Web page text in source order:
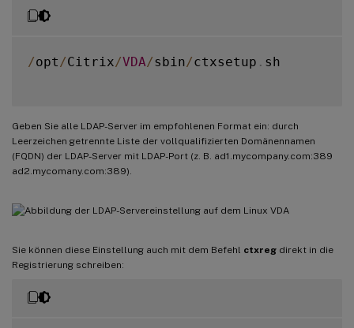
/opt /Citrix/VDA/sbin/ctxsetup . sh
Geben Sie alle LDAP-Server im empfohlenen Format ein: durch
Leerzeichen getrennte Liste der vollqualifizierten Domänennamen
(FQDN) der LDAP-Server mit LDAP-Port (z. B. ad1.mycompany.com:389
ad2.mycomany.com:389).
Sie können diese Einstellung auch mit dem Befehl ctxreg direkt in die
Registrierung schreiben: